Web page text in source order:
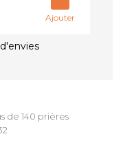
de 140 prières
Ajouter